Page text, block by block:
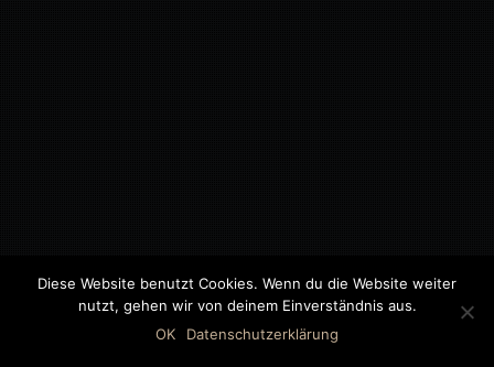
©2018 MWB – MOTORWAGEN BERNAU GMBH
Diese Website benutzt Cookies. Wenn du die Website weiter
nutzt, gehen wir von deinem Einverständnis aus.
OK
Datenschutzerklärung